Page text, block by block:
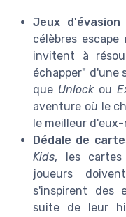
Jeux d'évasion
célèbres
invitent à
échapper" d'une
que Unlockou
aventure où le
le meilleur d'eux-
Dédale de
Kids, les
joueurs
s'inspirent des
suite de leur